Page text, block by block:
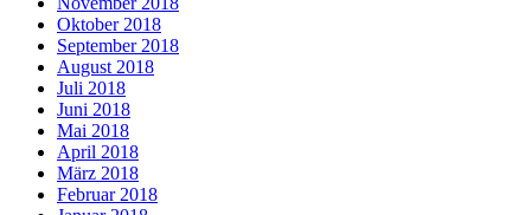
Oktober 2018
September 2018
August 2018
Juli 2018
Juni 2018
Mai 2018
April 2018
März 2018
Februar 2018